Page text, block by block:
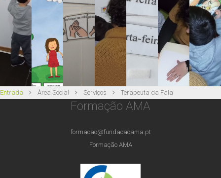
Entrada Área Social Serviços Terapeuta da Fala
Formação AMA
formacao@fundacaoama.pt
Formação AMA